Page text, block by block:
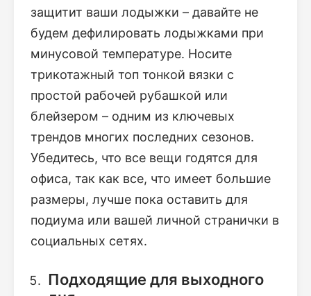
защитит ваши лодыжки – давайте не
будем дефилировать лодыжками при
минусовой температуре. Носите
трикотажный топ тонкой вязки с
простой рабочей рубашкой или
блейзером – одним из ключевых
трендов многих последних сезонов.
Убедитесь, что все вещи годятся для
офиса, так как все, что имеет большие
размеры, лучше пока оставить для
подиума или вашей личной странички в
социальных сетях.
Подходящие для выходного